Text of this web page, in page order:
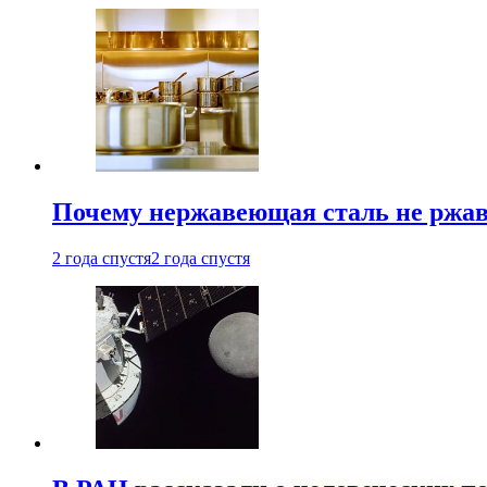
Почему нержавеющая сталь не
2 года спустя2 года спустя